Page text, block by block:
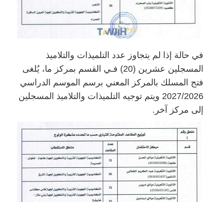
في حالة إذا لم يتجاوز عدد التلميذات والتلاميذ
المسجلين عشرين (20) فـي القسم بمركز ما، يُلغى
فتح المسلك بالمركز المعني برسم الموسم الدراسي
2027/2026 ويتم توجيه التلميذات والتلاميذ المسجلين
إلى مركز آخر.